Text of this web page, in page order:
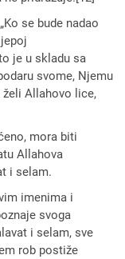
se bude nadao
je u skladu sa
svome, Njemu
Allahovo lice,
mora biti
Allahova
i selam.
imenima i
svoga
i selam, sve
rob postiže